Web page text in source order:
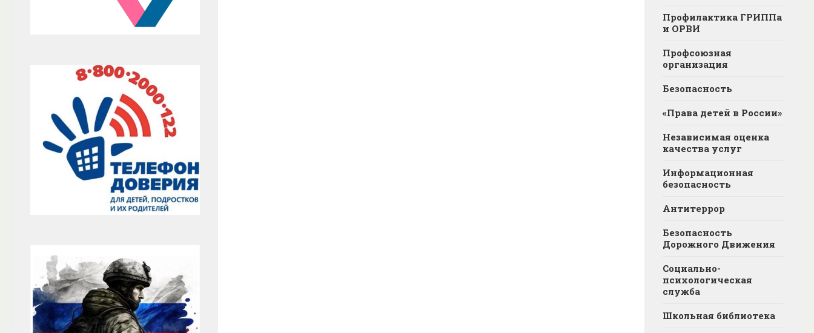
Профилактика ГРИППа
и ОРВИ
Профсоюзная
организация
Безопасность
«Права детей в России»
Независимая оценка
качества услуг
Информационная
безопасность
Антитеррор
Безопасность
Дорожного Движения
Социально-
психологическая
служба
Школьная библиотека